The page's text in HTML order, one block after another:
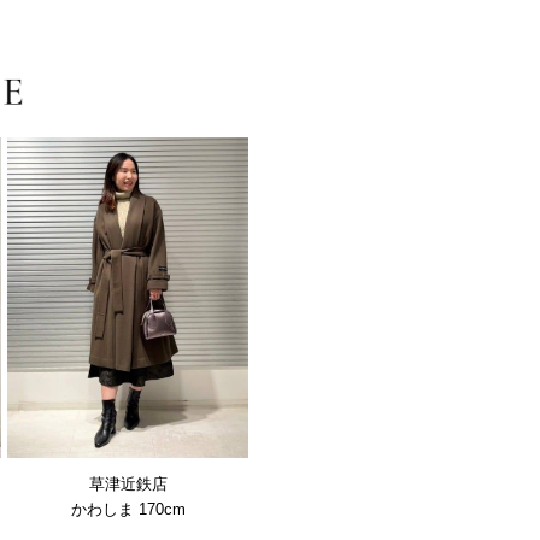
草津近鉄店
かわしま 170cm